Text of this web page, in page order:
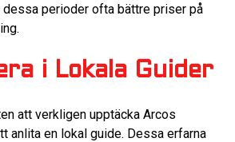
perioder ofta bättre priser på
i Lokala Guider
att verkligen upptäcka Arcos
anlita en lokal guide. Dessa erfarna